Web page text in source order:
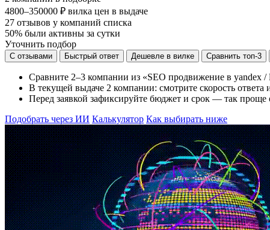
4800–350000 ₽ вилка цен в выдаче
27 отзывов у компаний списка
50% были активны за сутки
Уточнить подбор
С отзывами Быстрый ответ Дешевле в вилке Сравнить топ-3
Сравните 2–3 компании из «SEO продвижение в yandex
В текущей выдаче 2 компании: смотрите скорость ответа
Перед заявкой зафиксируйте бюджет и срок — так
Подобрать через ИИ Калькулятор Как выбирать ниже